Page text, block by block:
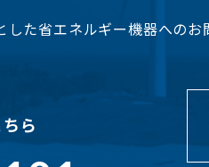
た省エネルギー機器へのお
ら